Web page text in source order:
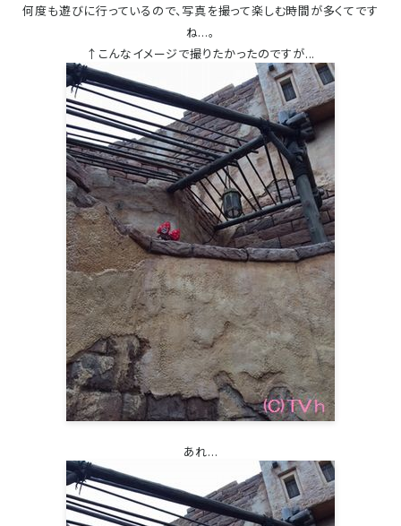
何度も遊びに行っているので、写真を撮って楽しむ時間が多くてです
ね...。
↑こんなイメージで撮りたかったのですが...
あれ...